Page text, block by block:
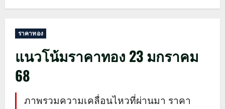
ราคาทอง
แนวโน้มราคาทอง 23 มกราคม
68
ภาพรวมความเคลื่อนไหวที่ผ่านมา ราคา